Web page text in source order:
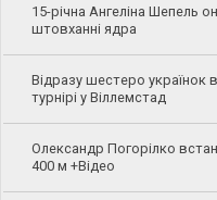
15-річна Ангеліна Шепель
штовханні ядра
Відразу шестеро українок
турнірі у Віллемстад
Олександр Погорілко
400 м +Відео